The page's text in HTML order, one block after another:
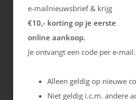
e-mailnieuwsbrief & krijg
€10,- korting op je eerste
online aankoop.
Je ontvangt een code per e-mail.
Alleen geldig op nieuwe
Niet geldig i.c.m. andere